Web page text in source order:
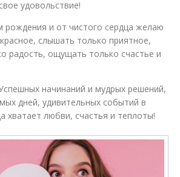
удовольствие!
рождения и от чистого сердца желаю
слышать только приятное,
радость, ощущать только счастье и
начинаний и мудрых решений,
дней, удивительных событий в
хватает любви, счастья и теплоты!